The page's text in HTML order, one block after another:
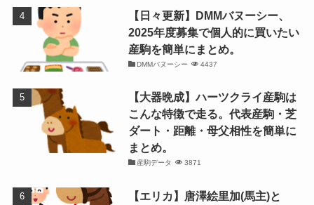
【日々更新】DMMバヌーシー、
2025年度募集で個人的に買いたい
産駒を簡単にまとめ。
DMMバヌーシー 4437
【大器晩成】ハーツクライ産駒は
こんな特徴で走る。代表産駒・芝
ダート・距離・母父相性を簡単に
まとめ。
産駒データ 3871
【エリカ】唐澤絵里加(馬主)と